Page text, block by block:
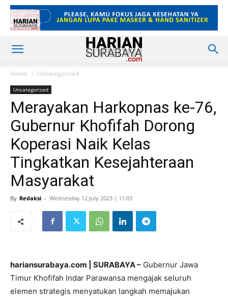
Home Uncategorized
Uncategorized
Merayakan Harkopnas ke-76,
Gubernur Khofifah Dorong
Koperasi Naik Kelas
Tingkatkan Kesejahteraan
Masyarakat
By Redaksi - Wednesday 12 July 2023 | 11:03
hariansurabaya.com | SURABAYA – Gubernur Jawa
Timur Khofifah Indar Parawansa mengajak seluruh
elemen strategis menyatukan langkah memajukan